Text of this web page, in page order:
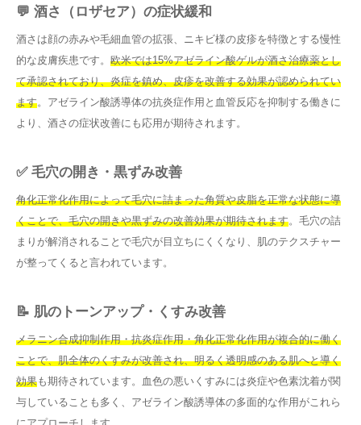
💬 酒さ（ロザセア）の症状緩和
酒さは顔の赤みや毛細血管の拡張、ニキビ様の皮疹を特徴とする慢性
的な皮膚疾患です。 欧米では15%アゼライン酸ゲルが酒さ治療薬とし
て承認されており、炎症を鎮め、皮疹を改善する効果が認められてい
ます。アゼライン酸誘導体の抗炎症作用と血管反応を抑制する働きに
より、酒さの症状改善にも応用が期待されます。
✅ 毛穴の開き・黒ずみ改善
角化正常化作用によって毛穴に詰まった角質や皮脂を正常な状態に導
くことで、毛穴の開きや黒ずみの改善効果が期待されます。毛穴の詰
まりが解消されることで毛穴が目立ちにくくなり、肌のテクスチャー
が整ってくると言われています。
📝 肌のトーンアップ・くすみ改善
メラニン合成抑制作用・抗炎症作用・角化正常化作用が複合的に働く
ことで、肌全体のくすみが改善され、明るく透明感のある肌へと導く
効果も期待されています。血色の悪いくすみには炎症や色素沈着が関
与していることも多く、アゼライン酸誘導体の多面的な作用がこれら